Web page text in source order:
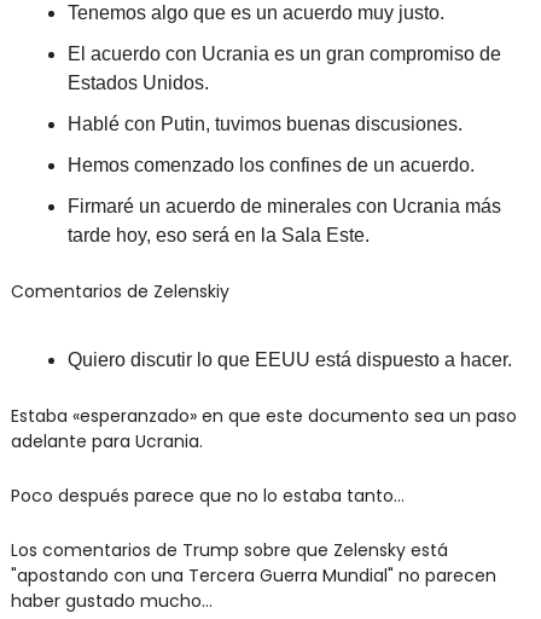
Tenemos algo que es un acuerdo muy justo.
El acuerdo con Ucrania es un gran compromiso de
Estados Unidos.
Hablé con Putin, tuvimos buenas discusiones.
Hemos comenzado los confines de un acuerdo.
Firmaré un acuerdo de minerales con Ucrania más
tarde hoy, eso será en la Sala Este.
Comentarios de Zelenskiy
Quiero discutir lo que EEUU está dispuesto a hacer.
Estaba «esperanzado» en que este documento sea un paso
adelante para Ucrania.
Poco después parece que no lo estaba tanto…
Los comentarios de Trump sobre que Zelensky está
"apostando con una Tercera Guerra Mundial" no parecen
haber gustado mucho...